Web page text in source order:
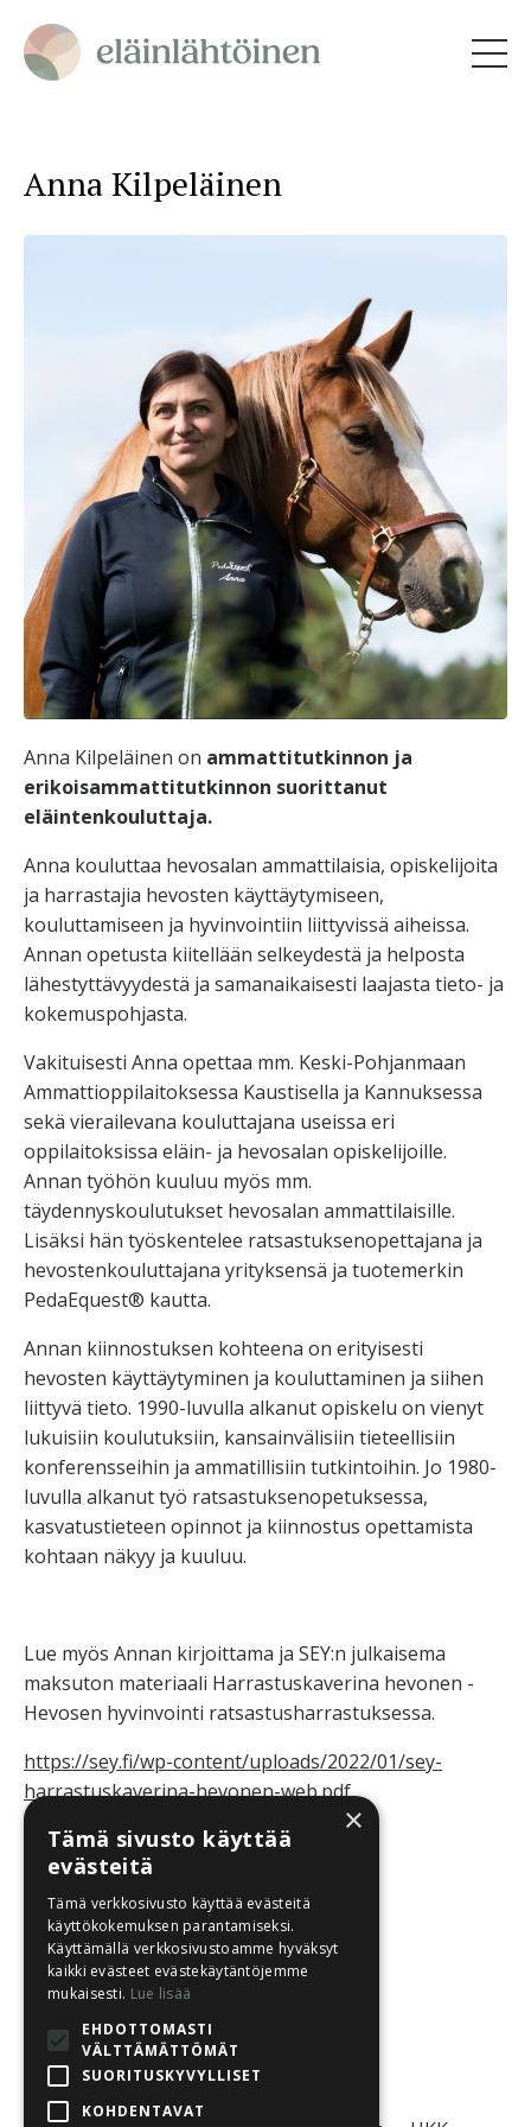
Anna Kilpeläinen
Anna Kilpeläinen on ammattitutkinnon ja
erikoisammattitutkinnon suorittanut
eläintenkouluttaja.
Anna kouluttaa hevosalan ammattilaisia, opiskelijoita
ja harrastajia hevosten käyttäytymiseen,
kouluttamiseen ja hyvinvointiin liittyvissä aiheissa.
Annan opetusta kiitellään selkeydestä ja helposta
lähestyttävyydestä ja samanaikaisesti laajasta tieto- ja
kokemuspohjasta.
Vakituisesti Anna opettaa mm. Keski-Pohjanmaan
Ammattioppilaitoksessa Kaustisella ja Kannuksessa
sekä vierailevana kouluttajana useissa eri
oppilaitoksissa eläin- ja hevosalan opiskelijoille.
Annan työhön kuuluu myös mm.
täydennyskoulutukset hevosalan ammattilaisille.
Lisäksi hän työskentelee ratsastuksenopettajana ja
hevostenkouluttajana yrityksensä ja tuotemerkin
PedaEquest® kautta.
Annan kiinnostuksen kohteena on erityisesti
hevosten käyttäytyminen ja kouluttaminen ja siihen
liittyvä tieto. 1990-luvulla alkanut opiskelu on vienyt
lukuisiin koulutuksiin, kansainvälisiin tieteellisiin
konferensseihin ja ammatillisiin tutkintoihin. Jo 1980-
luvulla alkanut työ ratsastuksenopetuksessa,
kasvatustieteen opinnot ja kiinnostus opettamista
kohtaan näkyy ja kuuluu.
Lue myös Annan kirjoittama ja SEY:n julkaisema
maksuton materiaali Harrastuskaverina hevonen -
Hevosen hyvinvointi ratsastusharrastuksessa.
https://sey.fi/wp-content/uploads/2022/01/sey-
harrastuskaverina-hevonen-web.pdf
www.annakilpelainen.com
www.pedaequest.com
×
Tämä sivusto käyttää
evästeitä
Tämä verkkosivusto käyttää evästeitä
käyttökokemuksen parantamiseksi.
Käyttämällä verkkosivustoamme hyväksyt
kaikki evästeet evästekäytäntöjemme
mukaisesti. Lue lisää
EHDOTTOMASTI
VÄLTTÄMÄTTÖMÄT
SUORITUSKYVYLLISET
KOHDENTAVAT